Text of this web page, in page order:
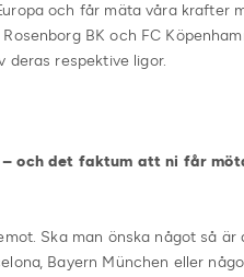
och får mäta våra krafter
BK och FC
deras respektive ligor.
och det faktum att ni får
Ska man önska något så
Bayern München eller